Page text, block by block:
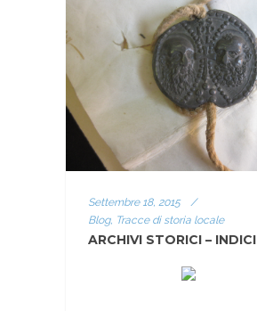
Settembre 18, 2015
/
Blog, Tracce di storia locale
ARCHIVI STORICI – INDICI